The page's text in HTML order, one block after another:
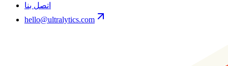
اتصل بنا
hello@ultralytics.com